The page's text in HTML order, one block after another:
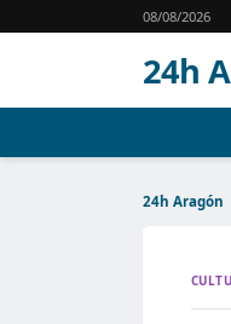
08/08/2026
24h
24h Aragón